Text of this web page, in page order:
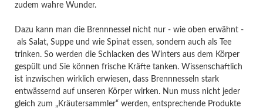
zudem wahre Wunder.
Dazu kann man die Brennnessel nicht nur - wie oben erwähnt -
als Salat, Suppe und wie Spinat essen, sondern auch als Tee
trinken. So werden die Schlacken des Winters aus dem Körper
gespült und Sie können frische Kräfte tanken. Wissenschaftlich
ist inzwischen wirklich erwiesen, dass Brennnesseln stark
entwässernd auf unseren Körper wirken. Nun muss nicht jeder
gleich zum „Kräutersammler“ werden, entsprechende Produkte